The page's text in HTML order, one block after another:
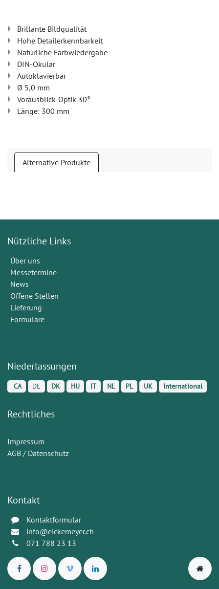
Brillante Bildqualität
Hohe Detailerkennbarkeit
Natürliche Farbwiedergabe
DIN-Okular
Autoklavierbar
Ø 5,0 mm
Vorausblick-Optik 30°
Länge: 300 mm
Alternative Produkte
Nützliche Links
Über uns
Messetermine
News
Offene Stellen
Lieferung
Formulare
Niederlassungen
CA DE DK HU IT NL PL UK International
Rechtliches
Impressum
AGB / Datenschutz
Kontakt
Kontaktformular
info@eickemeyer.ch
071 788 23 13